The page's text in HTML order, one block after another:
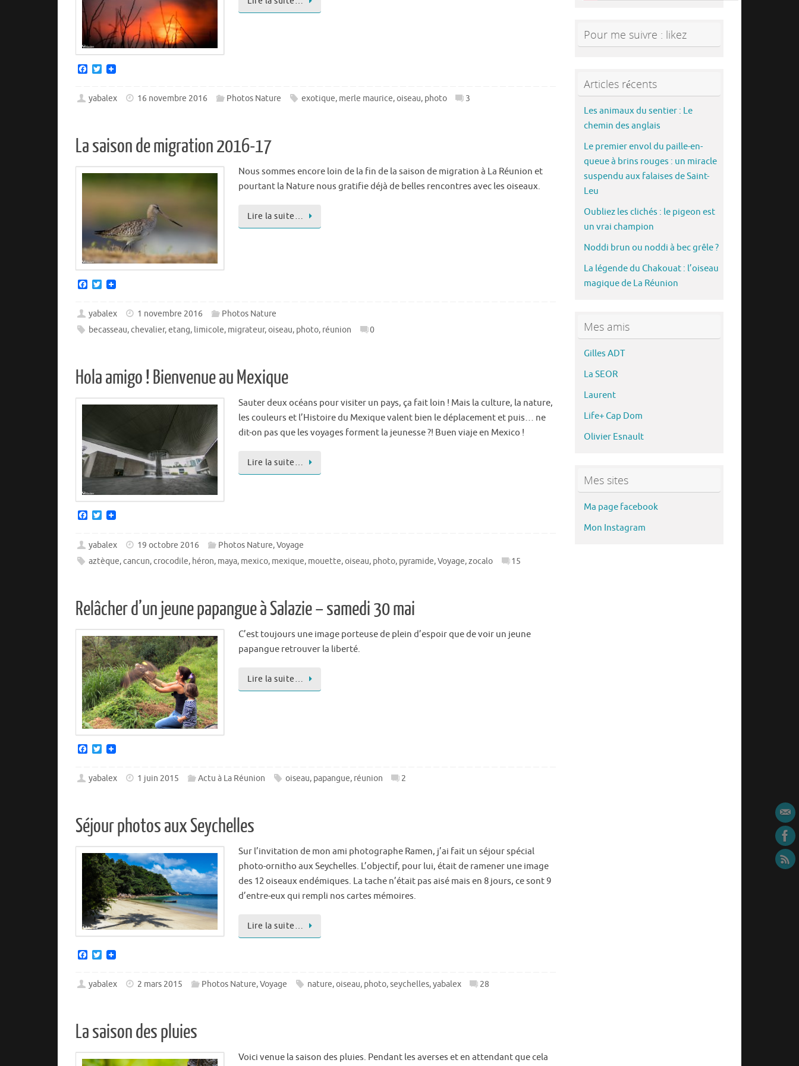
F
e
b
T
t
yabalex 16 novembre 2016 Photos Nature exotique, merle maurice,oiseau, photo 3
La saison de migration 2016-17
Nous sommes encore loin de la fin de la saison de migration à La Réunion et
pourtant la Nature nous gratifie déjà de belles rencontres avec les oiseaux.
Lire la suite…
F
e
b
o
T
t
e
yabalex 1 novembre 2016
Photos Nature
becasseau,chevalier,etang, limicole, migrateur,oiseau, photo, réunion 0
Hola amigo ! Bienvenue au Mexique
Sauter deux océans pour visiter un pays, ça fait loin ! Mais la culture, la nature,
les couleurs et l’Histoire du Mexique valent bien le déplacement et puis… ne
dit-on pas que les voyages forment la jeunesse ?! Buen viaje en Mexico !
Lire la suite…
F
e
b
o
T
t
e
yabalex 19 octobre 2016 Photos Nature,Voyage
aztèque,cancun,crocodile, héron, maya, mexico, mexique, mouette,oiseau, photo, pyramide,Voyage,zocalo 15
Relâcher d’un jeune papangue à Salazie – samedi 30 mai
C’est toujours une image porteuse de plein d’espoir que de voir un jeune
papangue retrouver la liberté.
Lire la suite…
F
e
k
T
t
yabalex 1 juin 2015 Actu à La Réunion oiseau, papangue, réunion 2
Séjour photos aux Seychelles
Sur l’invitation de mon ami photographe Ramen, j’ai fait un séjour spécial
photo-ornitho aux Seychelles. L’objectif, pour lui, était de ramener une image
des 12 oiseaux endémiques. La tache n’était pas aisé mais en 8 jours, ce sont 9
d’entre-eux qui rempli nos cartes mémoires.
Lire la suite…
F
e
b
T
t
yabalex 2 mars 2015 Photos Nature,Voyage nature,oiseau, photo,seychelles,yabalex 28
La saison des pluies
Voici venue la saison des pluies. Pendant les averses et en attendant que cela
Pour me suivre : likez
Articles récents
Les animaux du sentier : Le
chemin des anglais
Le premier envol du paille-en-
queue à brins rouges : un miracle
suspendu aux falaises de Saint-
Leu
Oubliez les clichés : le pigeon est
un vrai champion
Noddi brun ou noddi à bec grêle ?
La légende du Chakouat : l’oiseau
magique de La Réunion
Mes amis
Gilles ADT
La SEOR
Laurent
Life+ Cap Dom
Olivier Esnault
Mes sites
Ma page facebook
Mon Instagram